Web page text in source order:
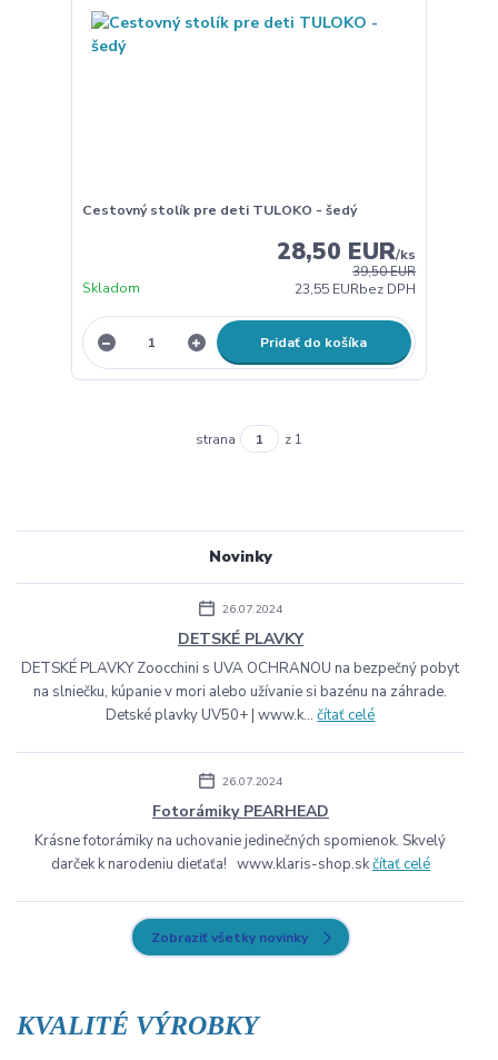
Cestovný stolík pre deti TULOKO - šedý
39,50 EUR
28,50 EUR/ks
23,55 EURbez DPH
Skladom
Pridať do košíka
strana z 1
Novinky
26.07.2024
DETSKÉ PLAVKY
DETSKÉ PLAVKY Zoocchini s UVA OCHRANOU na bezpečný pobyt
na slniečku, kúpanie v mori alebo užívanie si bazénu na záhrade.
Detské plavky UV50+ | www.k...čítať celé
26.07.2024
Fotorámiky PEARHEAD
Krásne fotorámiky na uchovanie jedinečných spomienok. Skvelý
darček k narodeniu dieťaťa! www.klaris-shop.skčítať celé
Zobraziť všetky novinky
KVALITÉ VÝROBKY